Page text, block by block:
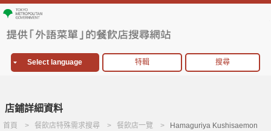
Select language 特輯 搜尋
店鋪詳細資料
首頁 餐飲店特殊需求搜尋 餐飲店一覽 Hamaguriya Kushisaemon